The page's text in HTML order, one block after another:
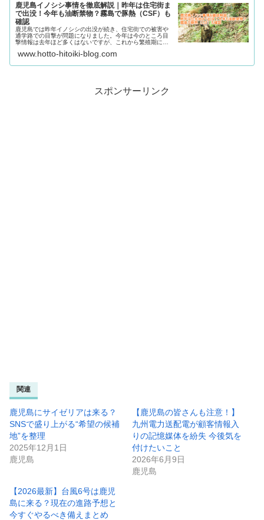
鹿児島イノシシ事情を徹底解説｜昨年は住宅街ま
で出没！今年も油断禁物？霧島で豚熱（CSF）も
確認
鹿児島では昨年イノシシの出没が続き、住宅街での被害や
通学路での目撃が問題になりました。今年は今のところ目
撃情報は去年ほど多くはないですが、これから繁殖期に入
確認され、より冷静な注意が必要です。遭遇時の対処、家
護策をまとめました。
www.hotto-hitoiki-blog.com
スポンサーリンク
関連
鹿児島にサイゼリアは来る？
SNSで盛り上がる“希望の候補
地”を整理
2025年12月1日
鹿児島
【鹿児島の皆さんも注意！】
九州電力送配電が顧客情報入
りの記憶媒体を紛失 今後気を
付けたいこと
2026年6月9日
鹿児島
【2026最新】台風6号は鹿児
島に来る？現在の進路予想と
今すぐやるべき備えまとめ